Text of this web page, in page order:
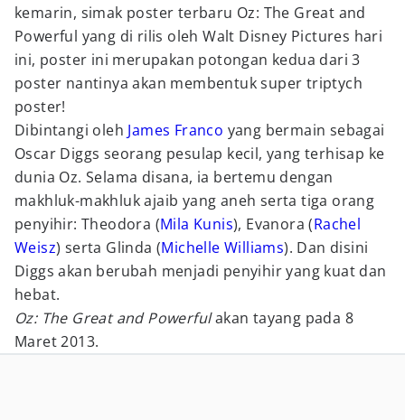
kemarin, simak poster terbaru Oz: The Great and
Powerful yang di rilis oleh Walt Disney Pictures hari
ini, poster ini merupakan potongan kedua dari 3
poster nantinya akan membentuk super triptych
poster!
Dibintangi oleh James Franco yang bermain sebagai
Oscar Diggs seorang pesulap kecil, yang terhisap ke
dunia Oz. Selama disana, ia bertemu dengan
makhluk-makhluk ajaib yang aneh serta tiga orang
penyihir: Theodora (Mila Kunis), Evanora (Rachel
Weisz) serta Glinda (Michelle Williams). Dan disini
Diggs akan berubah menjadi penyihir yang kuat dan
hebat.
Oz: The Great and Powerfulakan tayang pada 8
Maret 2013.